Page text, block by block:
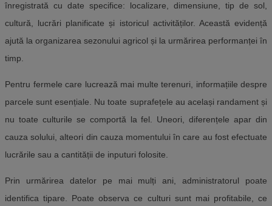
înregistrată cu date specifice: localizare, dimensiune, tip de sol,
cultură, lucrări planificate și istoricul activităților. Această evidență
ajută la organizarea sezonului agricol și la urmărirea performanței în
timp.
Pentru fermele care lucrează mai multe terenuri, informațiile despre
parcele sunt esențiale. Nu toate suprafețele au același randament și
nu toate culturile se comportă la fel. Uneori, diferențele apar din
cauza solului, alteori din cauza momentului în care au fost efectuate
lucrările sau a cantității de inputuri folosite.
Prin urmărirea datelor pe mai mulți ani, administratorul poate
identifica tipare. Poate observa ce culturi sunt mai profitabile, ce